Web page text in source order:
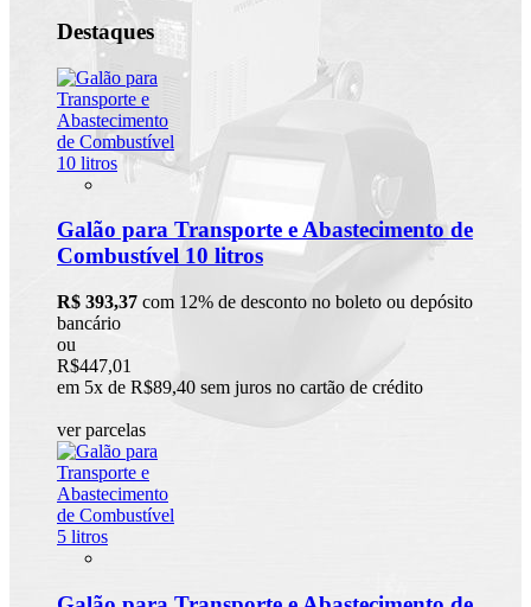
Destaques
Galão para Transporte e Abastecimento de
Combustível 10 litros
R$ 393,37 com 12% de desconto no boleto ou depósito
bancário
ou
R$447,01
em 5x de R$89,40 sem juros no cartão de crédito
ver parcelas